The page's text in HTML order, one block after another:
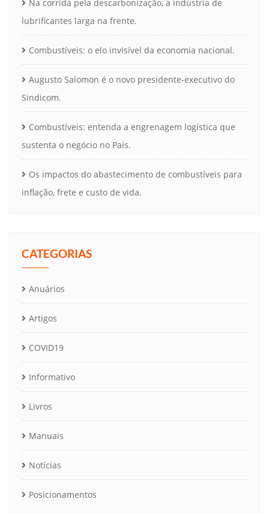
Na corrida pela descarbonização, a indústria de
lubrificantes larga na frente.
Combustíveis: o elo invisível da economia nacional.
Augusto Salomon é o novo presidente-executivo do
Sindicom.
Combustíveis: entenda a engrenagem logística que
sustenta o negócio no País.
Os impactos do abastecimento de combustíveis para
inflação, frete e custo de vida.
CATEGORIAS
Anuários
Artigos
COVID19
Informativo
Livros
Manuais
Notícias
Posicionamentos